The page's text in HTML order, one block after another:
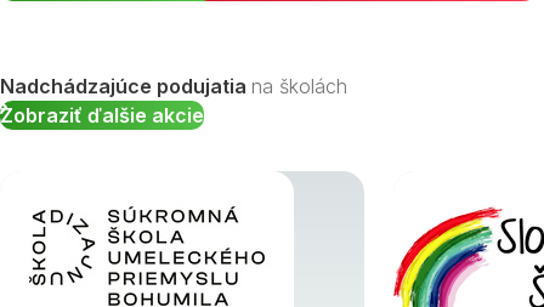
Nadchádzajúce podujatia na školách
Zobraziť ďalšie akcie